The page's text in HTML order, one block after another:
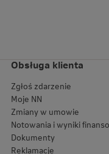
Obsługa klienta
Zgłoś zdarzenie
Moje NN
Zmiany w umowie
Notowania i wyniki
Dokumenty
Reklamacje